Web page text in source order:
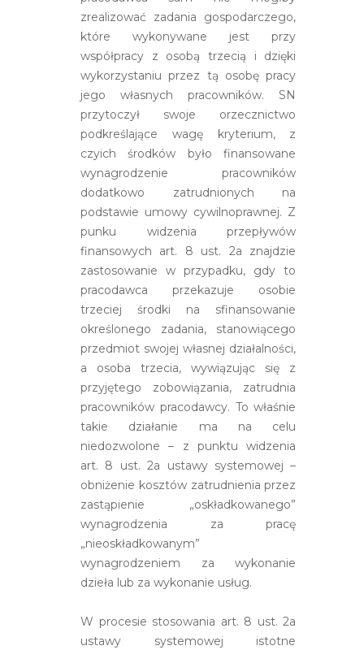
zrealizować zadania gospodarczego,
które wykonywane jest przy
współpracy z osobą trzecią i dzięki
wykorzystaniu przez tą osobę pracy
jego własnych pracowników. SN
przytoczył swoje orzecznictwo
podkreślające wagę kryterium, z
czyich środków było finansowane
wynagrodzenie pracowników
dodatkowo zatrudnionych na
podstawie umowy cywilnoprawnej. Z
punku widzenia przepływów
finansowych art. 8 ust. 2a znajdzie
zastosowanie w przypadku, gdy to
pracodawca przekazuje osobie
trzeciej środki na sfinansowanie
określonego zadania, stanowiącego
przedmiot swojej własnej działalności,
a osoba trzecia, wywiązując się z
przyjętego zobowiązania, zatrudnia
pracowników pracodawcy. To właśnie
takie działanie ma na celu
niedozwolone – z punktu widzenia
art. 8 ust. 2a ustawy systemowej –
obniżenie kosztów zatrudnienia przez
zastąpienie „oskładkowanego”
wynagrodzenia za pracę
„nieoskładkowanym”
wynagrodzeniem za wykonanie
dzieła lub za wykonanie usług.
W procesie stosowania art. 8 ust. 2a
ustawy systemowej istotne